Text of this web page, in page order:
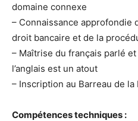
domaine connexe
– Connaissance approfondie
droit bancaire et de la
– Maîtrise du français parlé
l’anglais est un atout
– Inscription au Barreau de la
Compétences techniques :